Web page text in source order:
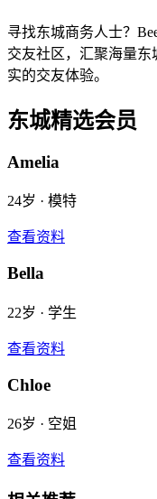
寻找东城商务人士？
交友社区，汇聚海量
实的交友体验。
东城精选会员
Amelia
24岁 · 模特
查看资料
Bella
22岁 · 学生
查看资料
Chloe
26岁 · 空姐
查看资料